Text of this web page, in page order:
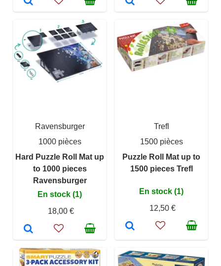
Ravensburger
1000 pièces
Hard Puzzle Roll Mat up
to 1000 pieces
Ravensburger
En stock (1)
18,00 €
Trefl
1500 pièces
Puzzle Roll Mat up to
1500 pieces Trefl
En stock (1)
12,50 €